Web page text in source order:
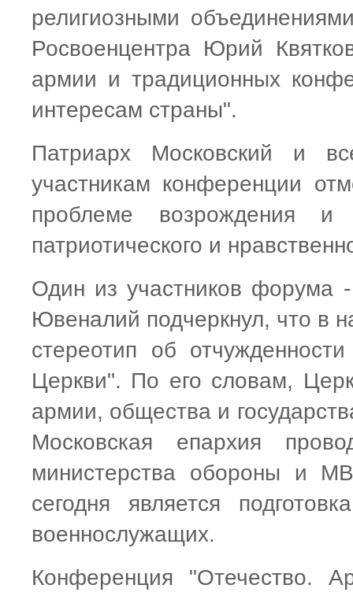
религиозными
Росвоенцентра Юрий
армии и традиционных
интересам страны".
Патриарх Московский и
участникам конференции
проблеме возрождения и
патриотического и
Один из участников форума
Ювеналий подчеркнул, что в
стереотип об
Церкви". По его словам,
армии, общества и
Московская епархия
министерства обороны и
сегодня является
военнослужащих.
Конференция "Отечество.